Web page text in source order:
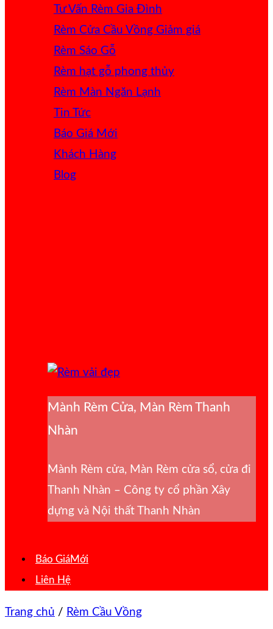
Tư Vấn Rèm Gia Đình
Rèm Cửa Cầu Vồng
Rèm Sáo Gỗ
Rèm hạt gỗ phong thủy
Rèm Màn Ngăn Lạnh
Tin Tức
Báo Giá
Khách Hàng
Blog
Mành Rèm Cửa, Màn Rèm Thanh
Nhàn
Mành Rèm cửa, Màn Rèm cửa sổ, cửa đi
Thanh Nhàn – Công ty cổ phần Xây
dựng và Nội thất Thanh Nhàn
Báo Giá
Liên Hệ
Trang chủ / Rèm Cầu Vồng